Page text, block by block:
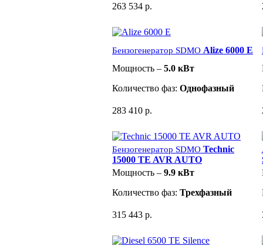
263 534 р.
Бензогенератор SDMO Alize 6000 E
Мощность – 5.0 кВт
Количество фаз: Однофазный
283 410 р.
Бензогенератор SDMO Technic
15000 TE AVR AUTO
Мощность – 9.9 кВт
Количество фаз: Трехфазный
315 443 р.